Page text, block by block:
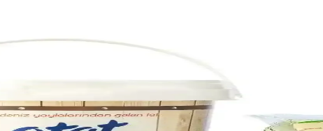
bağırsak ve karaciğer sağlığını destekleyen güvenilir bir takviyedir.
İntoleransı Olanlar İçin Sağlıklı Alternatif
olanlar için doğal ve katkısız, yumuşak dokusuyla sağlıklı bir